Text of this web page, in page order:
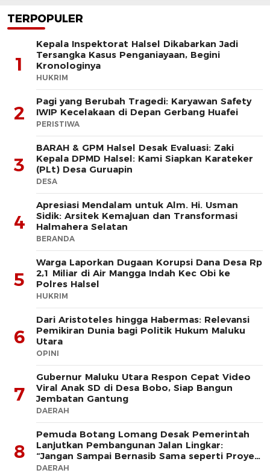
TERPOPULER
1
Kepala Inspektorat Halsel Dikabarkan Jadi
Tersangka Kasus Penganiayaan, Begini
Kronologinya
HUKRIM
2
Pagi yang Berubah Tragedi: Karyawan Safety
IWIP Kecelakaan di Depan Gerbang Huafei
PERISTIWA
3
BARAH & GPM Halsel Desak Evaluasi: Zaki
Kepala DPMD Halsel: Kami Siapkan Karateker
(PLt) Desa Guruapin
DESA
4
Apresiasi Mendalam untuk Alm. Hi. Usman
Sidik: Arsitek Kemajuan dan Transformasi
Halmahera Selatan
BERANDA
5
Warga Laporkan Dugaan Korupsi Dana Desa Rp
2,1 Miliar di Air Mangga Indah Kec Obi ke
Polres Halsel
HUKRIM
6
Dari Aristoteles hingga Habermas: Relevansi
Pemikiran Dunia bagi Politik Hukum Maluku
Utara
OPINI
7
Gubernur Maluku Utara Respon Cepat Video
Viral Anak SD di Desa Bobo, Siap Bangun
Jembatan Gantung
DAERAH
8
Pemuda Botang Lomang Desak Pemerintah
Lanjutkan Pembangunan Jalan Lingkar:
“Jangan Sampai Bernasib Sama seperti Proyek
PLTD
DAERAH